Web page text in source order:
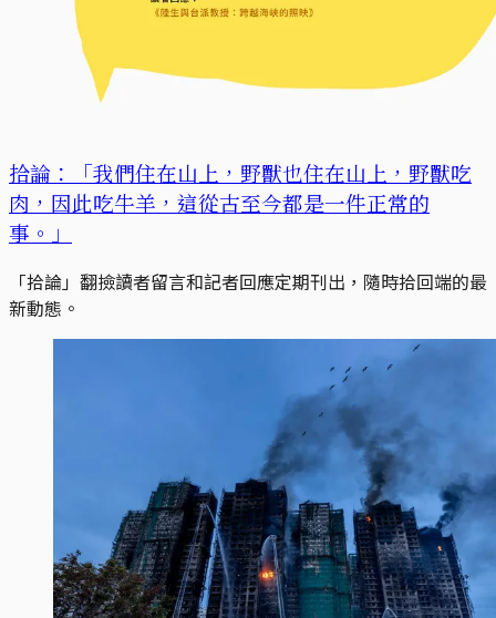
拾論：「我們住在山上，野獸也住在山上，野獸吃
肉，因此吃牛羊，這從古至今都是一件正常的
事。」
「拾論」翻撿讀者留言和記者回應定期刊出，隨時拾回端的最
新動態。